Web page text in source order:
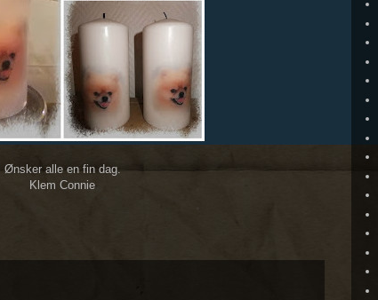
Ønsker alle en fin dag.
Klem Connie